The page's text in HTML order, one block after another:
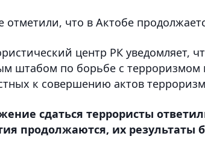
отметили, что в Актобе
центр РК уведомляет,
штабом по борьбе с
к совершению актов
сдаться террористы
продолжаются, их результаты